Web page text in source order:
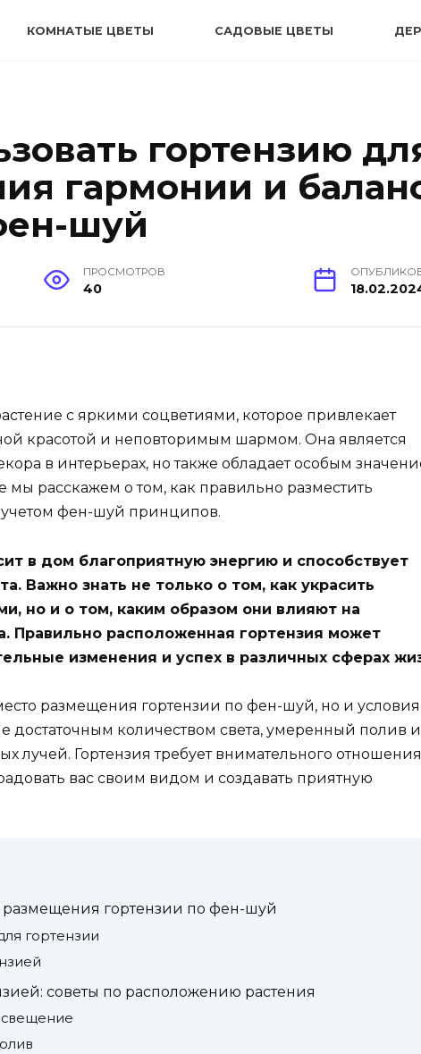
КОМНАТЫЕ ЦВЕТЫ САДОВЫЕ ЦВЕТЫ
гортензию
гармонии и
шуй
ПРОСМОТРОВ
40
с яркими соцветиями, которое привлекает
красотой и неповторимым шармом. Она является
в интерьерах, но также обладает особым
мы расскажем о том, как правильно разместить
фен-шуй принципов.
в дом благоприятную энергию и способствует
Важно знать не только о том, как украсить
но и о том, каким образом они влияют на
Правильно расположенная гортензия может
изменения и успех в различных сферах
размещения гортензии по фен-шуй, но и
достаточным количеством света, умеренный полив и
лучей. Гортензия требует внимательного
вас своим видом и создавать приятную
гортензии по фен-шуй
гортензии
советы по расположению растения